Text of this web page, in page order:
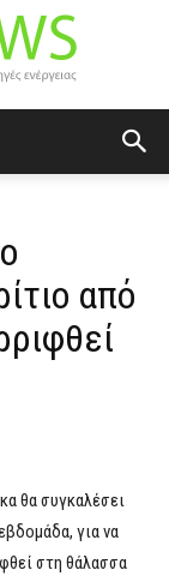
από
θα συγκαλέσει
για να
στη θάλασσα